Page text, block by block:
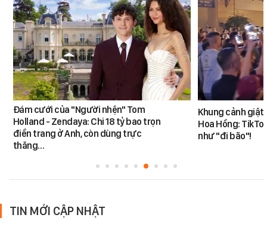
Đám cưới của "Người nhện" Tom
Holland - Zendaya: Chi 18 tỷ bao trọn
điền trang ở Anh, còn dùng trực
thăng…
Khung cảnh
Hoa Hồng:
như "đi bão"!
TIN MỚI CẬP NHẬT